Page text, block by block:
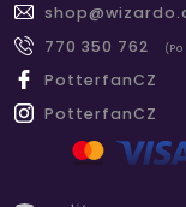
shop@
770 350 762
(Po
PotterfanCZ
PotterfanCZ